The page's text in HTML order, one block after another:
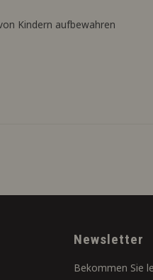
Kindern aufbewahren
Newsletter
Bekommen Sie